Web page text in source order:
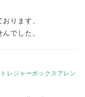
ります、
でした。
レジャーボックスアレン